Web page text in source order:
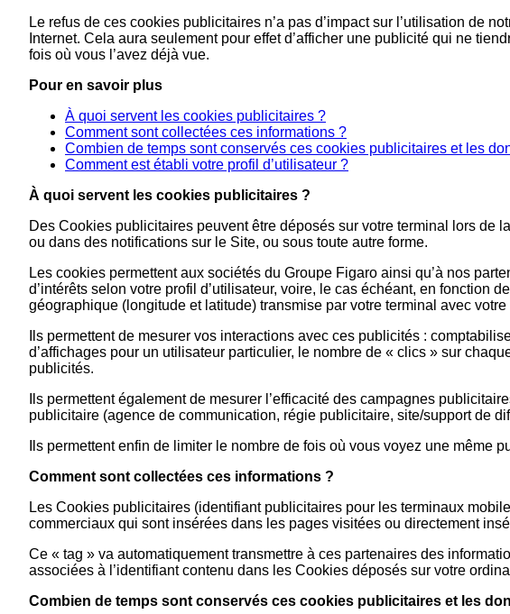
Le refus de ces cookies publicitaires n’a pas d’impact sur l’utilisation de
Internet. Cela aura seulement pour effet d’afficher une publicité qui ne
fois où vous l’avez déjà vue.
Pour en savoir plus
À quoi servent les cookies publicitaires ?
Comment sont collectées ces informations ?
Combien de temps sont conservés ces cookies publicitaires et les
Comment est établi votre profil d’utilisateur ?
À quoi servent les cookies publicitaires ?
Des Cookies publicitaires peuvent être déposés sur votre terminal lors de
ou dans des notifications sur le Site, ou sous toute autre forme.
Les cookies permettent aux sociétés du Groupe Figaro ainsi qu’à nos
d’intérêts selon votre profil d’utilisateur, voire, le cas échéant, en fonction
géographique (longitude et latitude) transmise par votre terminal avec
Ils permettent de mesurer vos interactions avec ces publicités :
d’affichages pour un utilisateur particulier, le nombre de « clics » sur
publicités.
Ils permettent également de mesurer l’efficacité des campagnes
publicitaire (agence de communication, régie publicitaire, site/support de
Ils permettent enfin de limiter le nombre de fois où vous voyez une même
Comment sont collectées ces informations ?
Les Cookies publicitaires (identifiant publicitaires pour les terminaux
commerciaux qui sont insérées dans les pages visitées ou directement
Ce « tag » va automatiquement transmettre à ces partenaires des
associées à l’identifiant contenu dans les Cookies déposés sur votre
Combien de temps sont conservés ces cookies publicitaires et les